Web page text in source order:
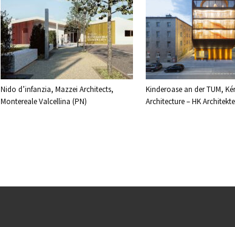
Nido d’infanzia, Mazzei Architects,
Montereale Valcellina (PN)
Kinderoase an der TUM,
Architecture – HK